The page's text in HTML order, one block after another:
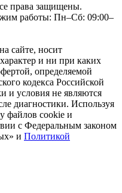
права защищены.
работы: Пн–Сб: 09:00–
сайте, носит
и ни при каких
определяемой
кодекса Российской
и условия не являются
диагностики. Используя
файлов cookie и
с Федеральным законом
и Политикой